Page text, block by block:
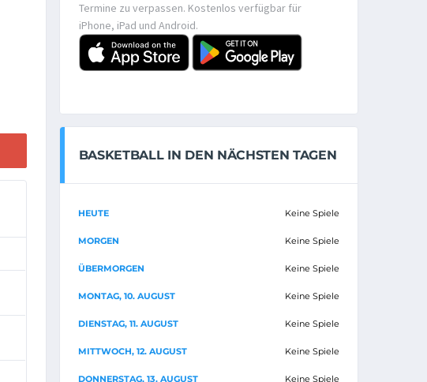
Termine zu verpassen. Kostenlos verfügbar für
iPhone, iPad und Android.
BASKETBALL IN DEN NÄCHSTEN TAGEN
HEUTE Keine Spiele
MORGEN Keine Spiele
ÜBERMORGEN Keine Spiele
MONTAG, 10. AUGUST Keine Spiele
DIENSTAG, 11. AUGUST Keine Spiele
MITTWOCH, 12. AUGUST Keine Spiele
DONNERSTAG, 13. AUGUST Keine Spiele